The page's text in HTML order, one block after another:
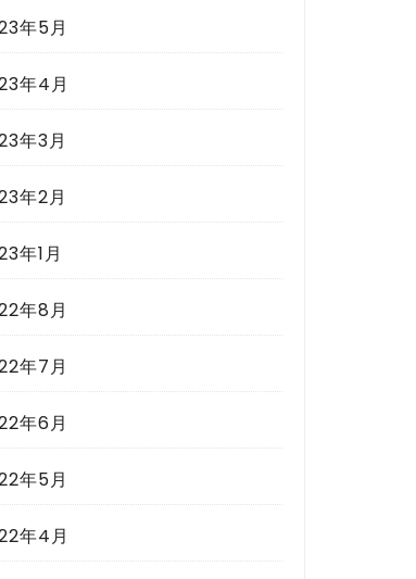
年5月
年4月
年3月
年2月
年1月
年8月
年7月
年6月
年5月
年4月